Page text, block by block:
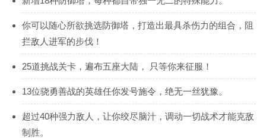
你可以随心所欲挑选防御塔，打造出最具杀伤力的组合，阻
拦敌人进军的步伐！
25道挑战关卡，遍布五座大陆， 只等你来征服！
13位骁勇善战的英雄任你发号施令，绝无一丝犹豫。
超过40种强力敌人，让你绞尽脑汁，调动一切战术才能克敌
制胜。